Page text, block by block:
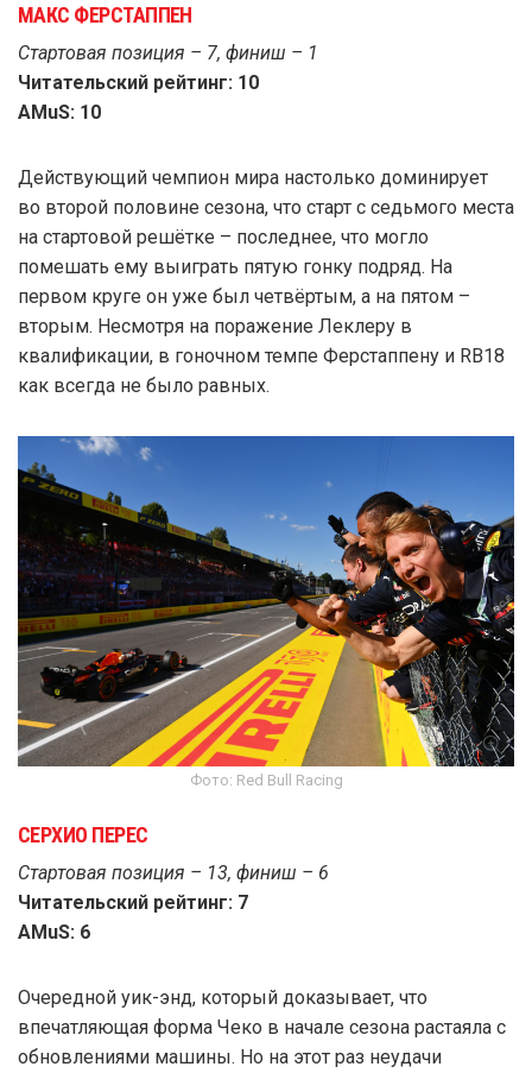
МАКС ФЕРСТАППЕН
Стартовая позиция – 7, финиш – 1
Читательский рейтинг: 10
AMuS: 10
Действующий чемпион мира настолько доминирует
во второй половине сезона, что старт с седьмого места
на стартовой решётке – последнее, что могло
помешать ему выиграть пятую гонку подряд. На
первом круге он уже был четвёртым, а на пятом –
вторым. Несмотря на поражение Леклеру в
квалификации, в гоночном темпе Ферстаппену и RB18
как всегда не было равных.
Фото: Red Bull Racing
СЕРХИО ПЕРЕС
Стартовая позиция – 13, финиш – 6
Читательский рейтинг: 7
AMuS: 6
Очередной уик-энд, который доказывает, что
впечатляющая форма Чеко в начале сезона растаяла с
обновлениями машины. Но на этот раз неудачи